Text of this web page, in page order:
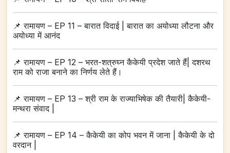
📌रामायण – EP 11 – बारात विदाई | बारात का अयोध्या लौटना और
अयोध्या में आनंद
📌रामायण – EP 12 – भरत-शत्रुघ्न कैकेयी प्रदेश जाते हैं| दशरथ
राम को राजा बनाने का निर्णय लेते हैं।
📌रामायण – EP 13 – श्री राम के राज्याभिषेक की तैयारी| कैकेयी-
मन्थरा संवाद |
📌रामायण – EP 14 – कैकेयी का कोप भवन में जाना | कैकेयी के दो
वरदान |